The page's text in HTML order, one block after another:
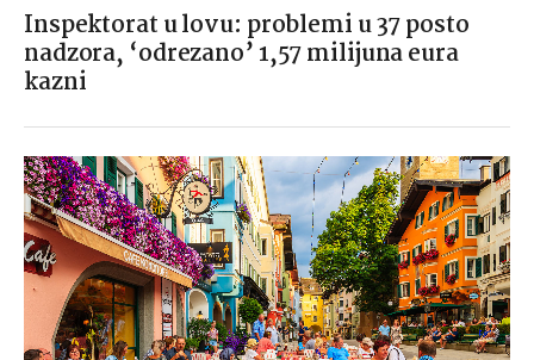
Inspektorat u lovu: problemi u 37 posto
nadzora, ‘odrezano’ 1,57 milijuna eura
kazni